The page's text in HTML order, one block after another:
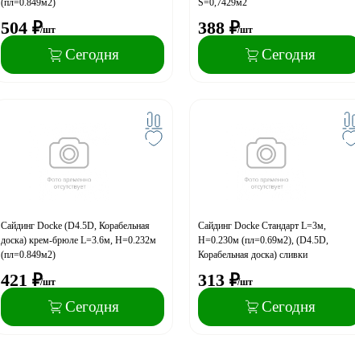
(пл=0.849м2)
504 ₽/шт
Сегодня
S=0,7429м2
388 ₽/шт
Сегодня
Сайдинг Docke (D4.5D, Корабельная
доска) крем-брюле L=3.6м, H=0.232м
(пл=0.849м2)
421 ₽/шт
Сегодня
Сайдинг Docke Стандарт L=3м,
H=0.230м (пл=0.69м2), (D4.5D,
Корабельная доска) сливки
313 ₽/шт
Сегодня